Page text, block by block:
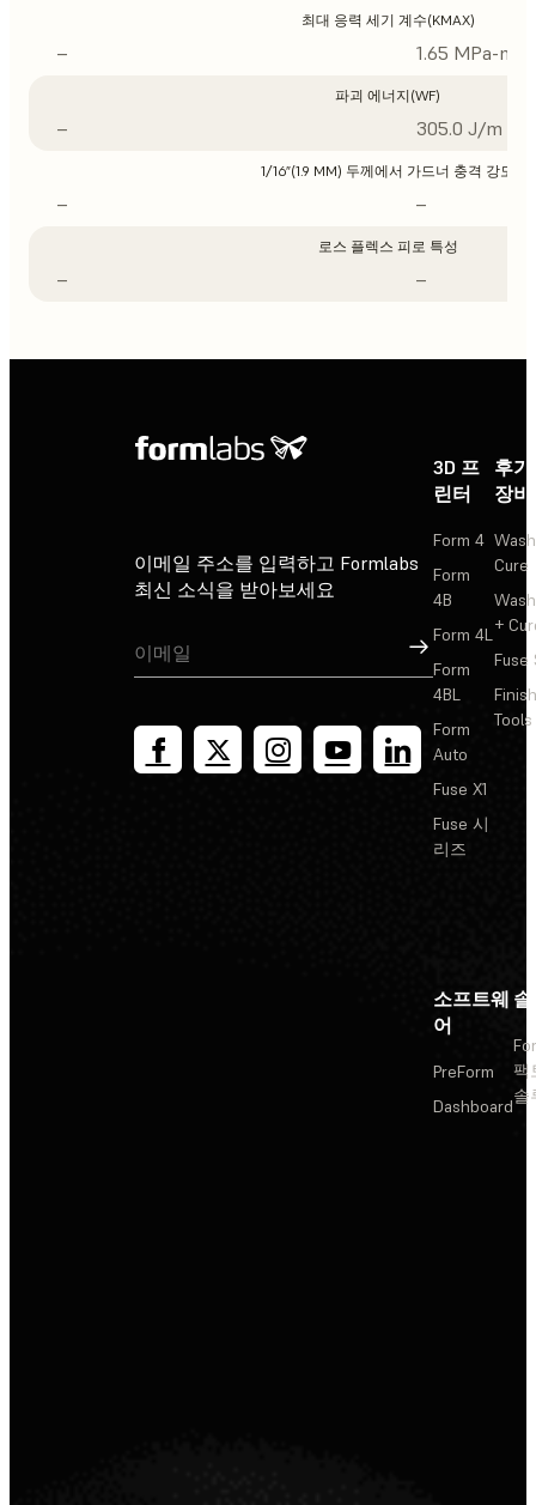
최대 응력 세기 계수(KMAX)
– 1.65 MPa-m1/
파괴 에너지(WF)
– 305.0 J/m
1/16”(1.9 MM) 두께에서 가드너 충격 강도
– –
로스 플렉스 피로 특성
– –
이메일 주소를 입력하고 Formlabs
최신 소식을 받아보세요
가입
3D 프
린터
Form 4
Form
4B
Form 4L
Form
4BL
Form
Auto
Fuse X1
Fuse 시
리즈
후
장비
Cure
+
Fuse
Tools
소프트웨
어
PreForm
Dashboard
팩
솔